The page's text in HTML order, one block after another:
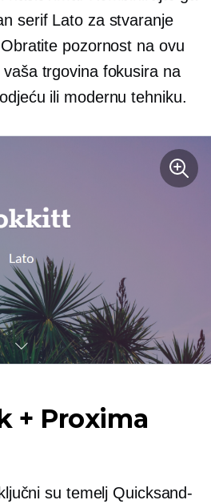
serif Lato za stvaranje
pozornost na ovu
trgovina fokusira na
ili modernu tehniku.
+ Proxima
su temelj Quicksand-